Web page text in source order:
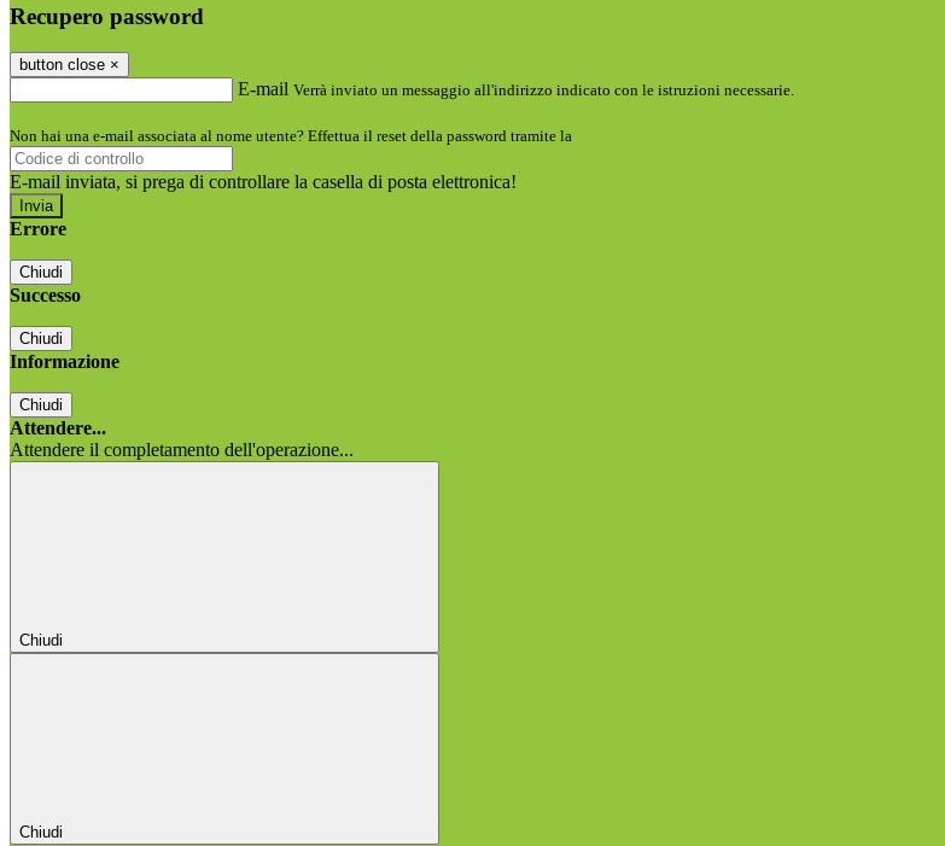
Recupero password
button close ×
E-mail Verrà inviato un messaggio all'indirizzo indicato con le istruzioni necessarie.
Non hai una e-mail associata al nome utente? Effettua il reset della password tramite la
E-mail inviata, si prega di controllare la casella di posta elettronica!
Errore
Chiudi
Successo
Chiudi
Informazione
Chiudi
Attendere...
Attendere il completamento dell'operazione...
Chiudi
Chiudi